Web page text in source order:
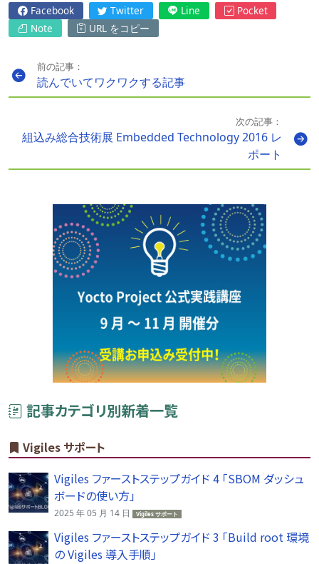
Facebook Twitter Line
Pocket
Note
URL をコピー
前の記事：
読んでいてワクワクする記事
次の記事：
組込み総合技術展 Embedded Technology 2016 レ
ポート
記事カテゴリ別新着一覧
Vigiles サポート
Vigiles ファーストステップガイド 4 「SBOM ダッシュ
ボードの使い方」
2025 年 05 月 14 日 Vigiles サポート
Vigiles ファーストステップガイド 3 「Build root 環境
の Vigiles 導入手順」